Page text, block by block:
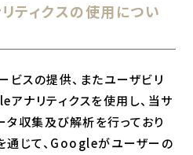
ティクスの使用につい
ビスの提供、またユーザビリ
ナリティクスを使用し、当サ
収集及び解析を行っており
通じて、Googleがユーザーの